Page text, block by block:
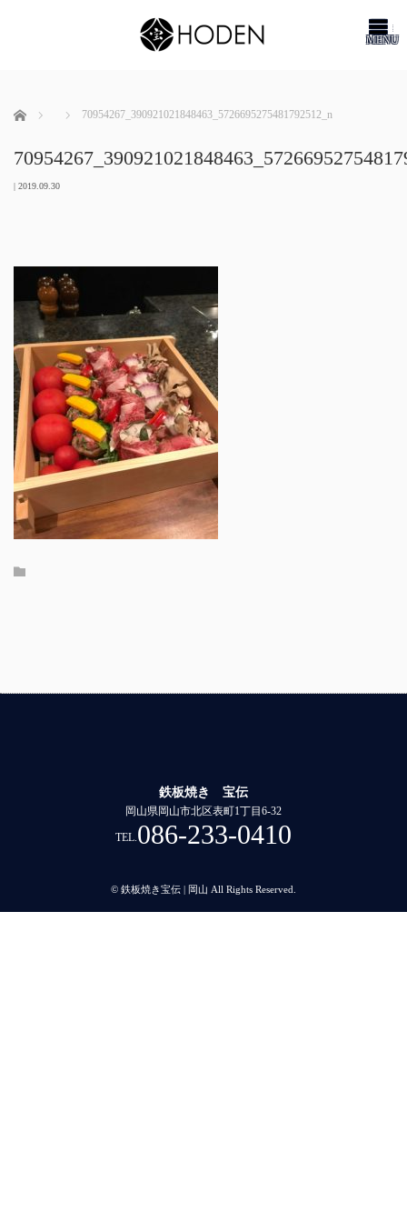
ホーム 70954267_390921021848463_5726695275481792512_n
| 2019.09.30
鉄板焼き 宝伝
岡山県岡山市北区表町1丁目6-32
TEL.086-233-0410
© 鉄板焼き宝伝 | 岡山 All Rights Reserved.